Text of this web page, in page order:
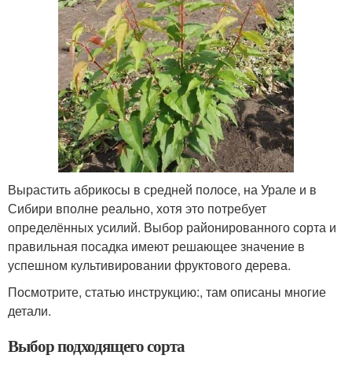
Вырастить абрикосы в средней полосе, на Урале и в
Сибири вполне реально, хотя это потребует
определённых усилий. Выбор районированного сорта и
правильная посадка имеют решающее значение в
успешном культивировании фруктового дерева.
Посмотрите, статью инструкцию:, там описаны многие
детали.
Выбор подходящего сорта